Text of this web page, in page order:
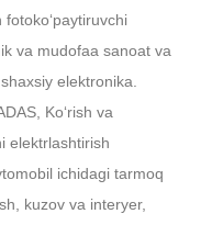
va mudofaa sanoat va
elektronika.
Koʻrish va
elektrlashtirish
ichidagi tarmoq
kuzov va interyer,